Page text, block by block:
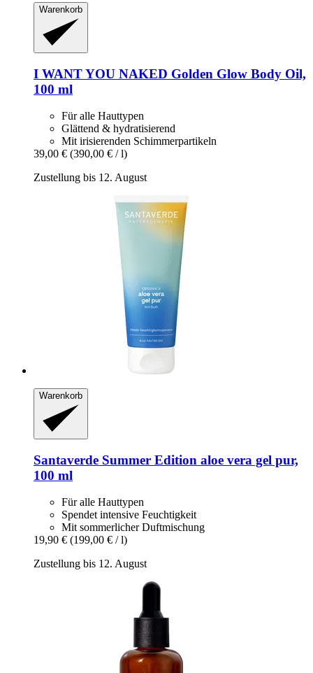
Warenkorb
I WANT YOU NAKED Golden Glow Body Oil,
100 ml
Für alle Hauttypen
Glättend & hydratisierend
Mit irisierenden Schimmerpartikeln
39,00 € (390,00 € / l)
Zustellung bis 12. August
Warenkorb
Santaverde Summer Edition aloe vera gel pur,
100 ml
Für alle Hauttypen
Spendet intensive Feuchtigkeit
Mit sommerlicher Duftmischung
19,90 € (199,00 € / l)
Zustellung bis 12. August